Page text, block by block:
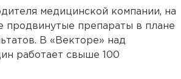
медицинской компании, на
продвинутые препараты в плане
В «Векторе» над
работает свыше 100